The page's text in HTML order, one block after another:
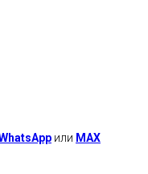
или MAX